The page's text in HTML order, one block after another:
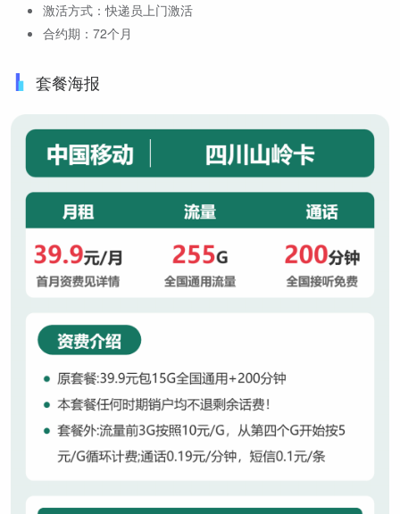
激活方式：快递员上门激活
合约期：72个月
套餐海报